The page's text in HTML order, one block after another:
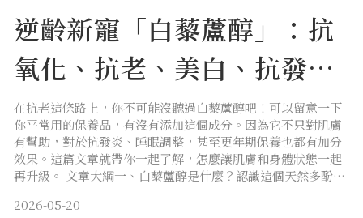
逆齡新寵「白藜蘆醇」：抗
氧化、抗老、美白、抗發
炎，這些功效你都知道嗎？
在抗老這條路上，你不可能沒聽過白藜蘆醇吧！可以留意一下
你平常用的保養品，有沒有添加這個成分。因為它不只對肌膚
有幫助，對於抗發炎、睡眠調整，甚至更年期保養也都有加分
效果。這篇文章就帶你一起了解，怎麼讓肌膚和身體狀態一起
再升級。 文章大綱一、白藜蘆醇是什麼？認識這個天然多酚
的功效全解析：抗氧化只是開始四、白藜蘆醇怎麼吃？攝取量
2026-05-20